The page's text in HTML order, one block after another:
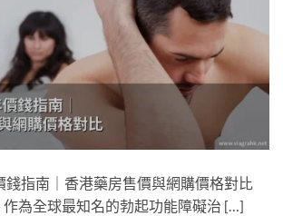
錢指南｜香港藥房售價與網購價格對比
作為全球最知名的勃起功能障礙治 […]